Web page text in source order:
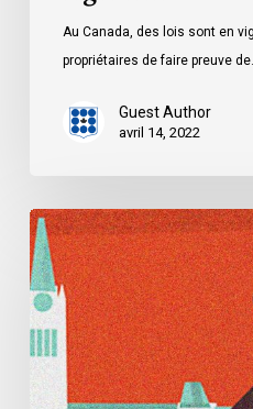
Au Canada, des lois sont en
propriétaires de faire preuve
Guest Author
avril 14, 2022
Dossier
:
La
loi
controversée
de
l’Alberta